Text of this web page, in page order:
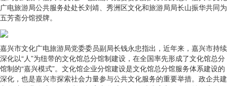
广电旅游局公共服务处处长刘靖、秀洲区文化和旅游局局长山振华共同为
五芳斋分馆授牌。
嘉兴市文化广电旅游局党委委员副局长钱永忠指出，近年来，嘉兴市持续
深化以“人”为纽带的文化馆总分馆制建设，在全国率先形成了文化馆总分
馆制的“嘉兴模式”。文化馆企业分馆建设是文化馆总分馆服务体系建设的
深化，也是嘉兴市探索社会力量参与公共文化服务的重要举措。政企共建